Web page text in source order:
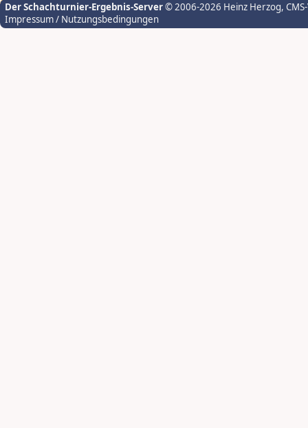
Der Schachturnier-Ergebnis-Server© 2006-2026 Heinz Herzog,
Impressum / Nutzungsbedingungen